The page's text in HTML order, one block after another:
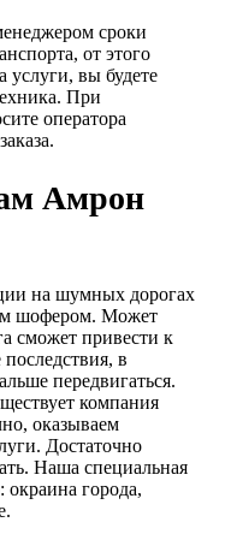
сроки
от этого
услуги, вы будете
При
оператора
Амрон
на шумных дорогах
шофером. Может
сможет привести к
в
передвигаться.
компания
оказываем
Достаточно
Наша специальная
окраина города,